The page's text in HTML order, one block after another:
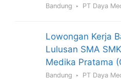
Bandung PT Daya
Lowongan Kerja
Lulusan SMA
Medika Pratama
Bandung PT Daya